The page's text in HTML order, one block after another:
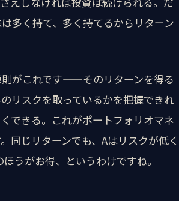
多く持て、多く持てるからリターン
則がこれです——そのリターンを得る
リスクを取っているかを把握できれ
できる。これがポートフォリオマネ
同じリターンでも、Aはリスクが低く
うがお得、というわけですね。